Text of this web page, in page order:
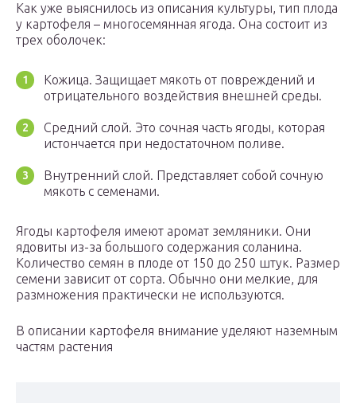
Как уже выяснилось из описания культуры, тип плода
у картофеля – многосемянная ягода. Она состоит из
трех оболочек:
Кожица. Защищает мякоть от повреждений и
отрицательного воздействия внешней среды.
Средний слой. Это сочная часть ягоды, которая
истончается при недостаточном поливе.
Внутренний слой. Представляет собой сочную
мякоть с семенами.
Ягоды картофеля имеют аромат земляники. Они
ядовиты из-за большого содержания соланина.
Количество семян в плоде от 150 до 250 штук. Размер
семени зависит от сорта. Обычно они мелкие, для
размножения практически не используются.
В описании картофеля внимание уделяют наземным
частям растения